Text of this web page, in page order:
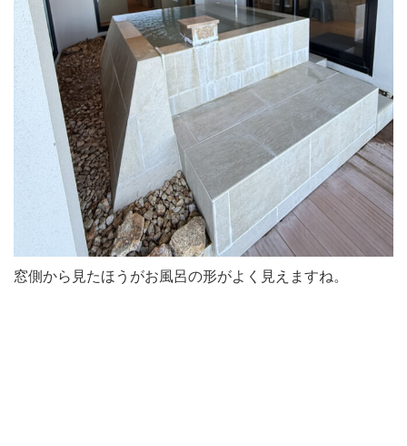
窓側から見たほうがお風呂の形がよく見えますね。